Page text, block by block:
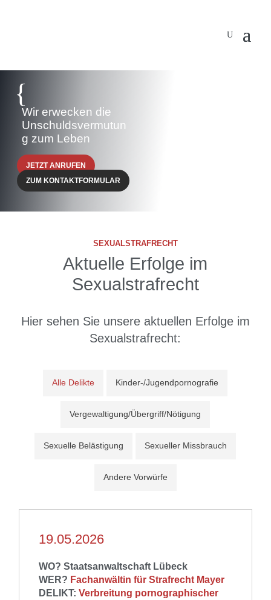
{
Wir erwecken die
Unschuldsvermutun
g zum Leben
JETZT ANRUFEN
ZUM KONTAKTFORMULAR
SEXUALSTRAFRECHT
Aktuelle Erfolge im
Sexualstrafrecht
Hier sehen Sie unsere aktuellen Erfolgeim
Sexualstrafrecht:
Alle Delikte Kinder-/Jugendpornografie
Vergewaltigung/Übergriff/Nötigung
Sexuelle Belästigung Sexueller Missbrauch
Andere Vorwürfe
19.05.2026
WO? Staatsanwaltschaft Lübeck
WER? Fachanwältin für Strafrecht Mayer
DELIKT: Verbreitung pornographischer